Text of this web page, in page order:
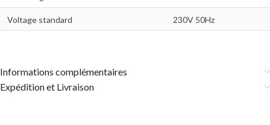
Voltage standard 230V 50Hz
Informations complémentaires
Expédition et Livraison